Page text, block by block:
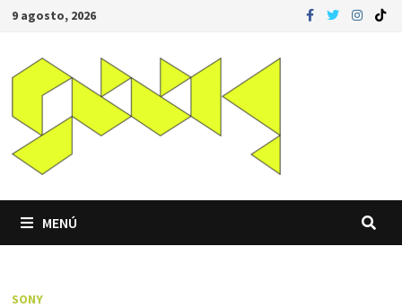
Saltar
contenido
9 agosto, 2026
MENÚ
SONY